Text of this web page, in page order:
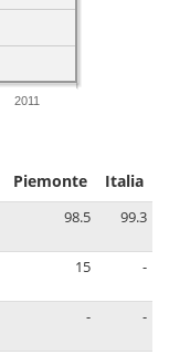
2011
Piemonte Italia
98.5 99.3
15 -
- -